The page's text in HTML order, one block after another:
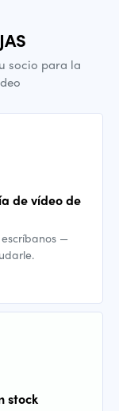
socio para la
de vídeo de
—
stock